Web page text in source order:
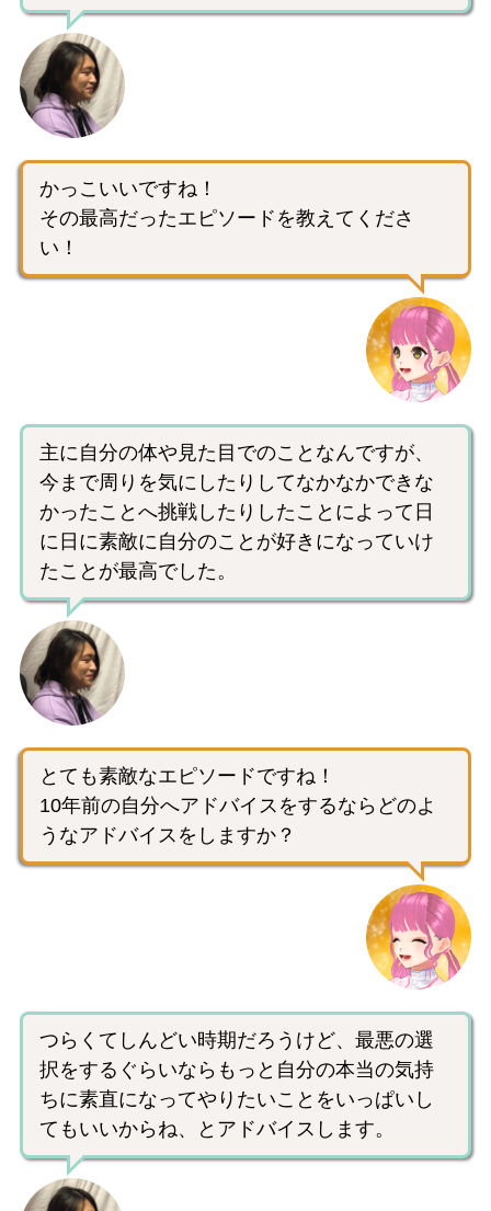
かっこいいですね！
その最高だったエピソードを教えてくださ
い！
主に自分の体や見た目でのことなんですが、
今まで周りを気にしたりしてなかなかできな
かったことへ挑戦したりしたことによって日
に日に素敵に自分のことが好きになっていけ
たことが最高でした。
とても素敵なエピソードですね！
10年前の自分へアドバイスをするならどのよ
うなアドバイスをしますか？
つらくてしんどい時期だろうけど、最悪の選
択をするぐらいならもっと自分の本当の気持
ちに素直になってやりたいことをいっぱいし
てもいいからね、とアドバイスします。